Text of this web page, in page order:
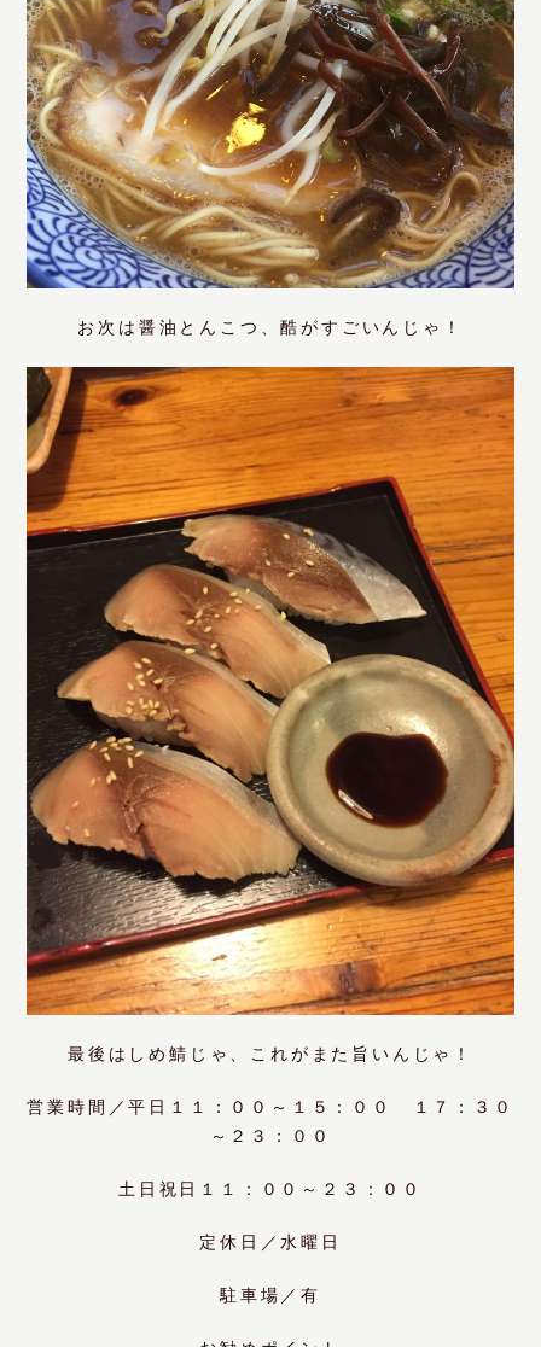
お次は醤油とんこつ、酷がすごいんじゃ！
最後はしめ鯖じゃ、これがまた旨いんじゃ！
営業時間／平日１１：００～１５：００ １７：３０
～２３：００
土日祝日１１：００～２３：００
定休日／水曜日
駐車場／有